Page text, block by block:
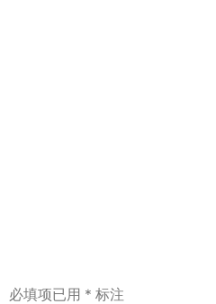
必填项已用 * 标注